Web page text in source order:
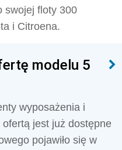
swojej floty 300
i Citroena.
modelu 5
wyposażenia i
ofertą jest już dostępne
pojawiło się w